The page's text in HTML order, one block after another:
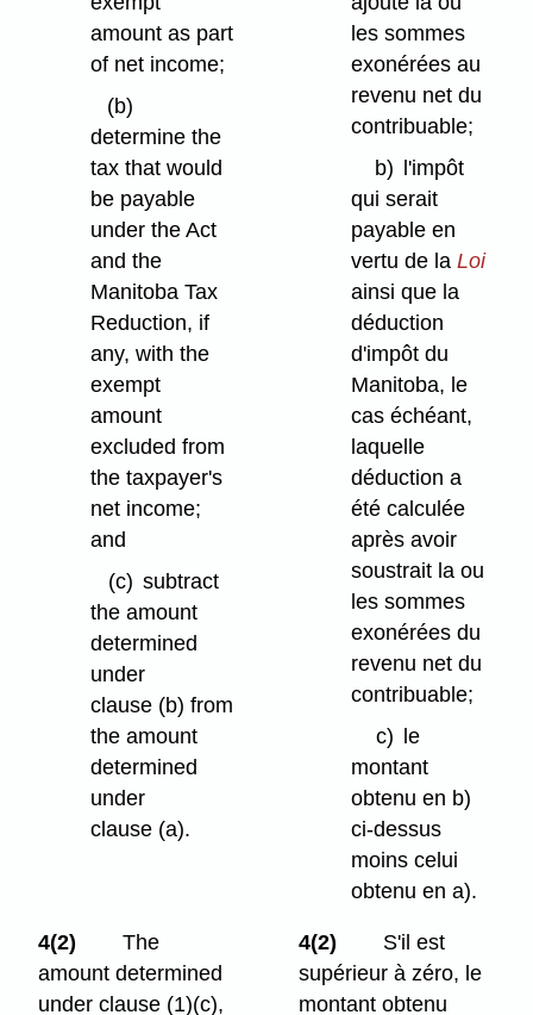
amount as part
of net income;
(b)
determine the
tax that would
be payable
under the Act
and the
Manitoba Tax
Reduction, if
any, with the
exempt
amount
excluded from
the taxpayer's
net income;
and
(c) subtract
the amount
determined
under
clause (b) from
the amount
determined
under
clause (a).
les sommes
exonérées au
revenu net du
contribuable;
b)
l'impôt
qui serait
payable en
vertu de laLoi
ainsi que la
déduction
d'impôt du
Manitoba, le
cas échéant,
laquelle
déduction a
été calculée
après avoir
soustrait la ou
les sommes
exonérées du
revenu net du
contribuable;
c) le
montant
obtenu en b)
ci-dessus
moins celui
obtenu en a).
4(2)
The
amount determined
under clause (1)⁠(c),
4(2)
S'il est
supérieur à zéro, le
montant obtenu